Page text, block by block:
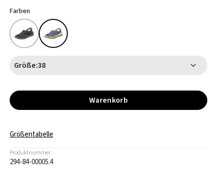
Farben
Größe:38
Warenkorb
Größentabelle
Produktnummer:
294-84-00005.4